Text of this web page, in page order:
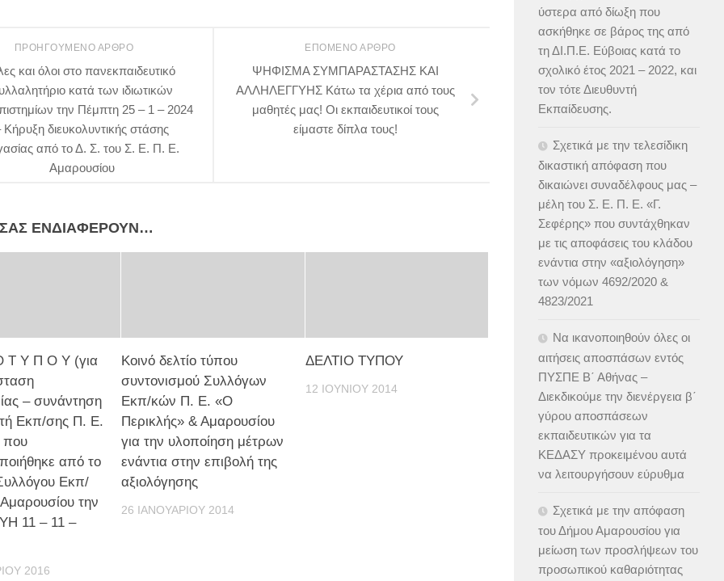
ΕΠΌΜΕΝΟ ΆΡΘΡΟ
ΨΗΦΙΣΜΑ ΣΥΜΠΑΡΑΣΤΑΣΗΣ ΚΑΙ
ΑΛΛΗΛΕΓΓΥΗΣ Κάτω τα χέρια από τους
μαθητές μας! Οι εκπαιδευτικοί τους
είμαστε δίπλα τους!
ΠΡΟΗΓΟΎΜΕΝΟ ΆΡΘΡΟ
και όλοι στο πανεκπαιδευτικό
κατά των ιδιωτικών
την Πέμπτη 25 – 1 – 2024
Κήρυξη διευκολυντικής στάσης
από το Δ. Σ. του Σ. Ε. Π. Ε.
Αμαρουσίου
ΣΑΣ ΕΝΔΙΑΦΈΡΟΥΝ…
Τ Υ Π Ο Υ (για
– συνάντηση
Εκπ/σης Π. Ε.
που
από το
Εκπ/
την
11 – 11 –
2016
Kοινό δελτίο τύπου
συντονισμού Συλλόγων
Εκπ/κών Π. Ε. «Ο
Περικλής» & Αμαρουσίου
για την υλοποίηση μέτρων
ενάντια στην επιβολή της
αξιολόγησης
26 ΙΑΝΟΥΑΡΊΟΥ 2014
ΔΕΛΤΙΟ ΤΥΠΟΥ
12 ΙΟΥΝΊΟΥ 2014
ύστερα από δίωξη που
ασκήθηκε σε βάρος της από
τη ΔΙ.Π.Ε. Εύβοιας κατά το
σχολικό έτος 2021 – 2022, και
τον τότε Διευθυντή
Εκπαίδευσης.
Σχετικά με την τελεσίδικη
δικαστική απόφαση που
δικαιώνει συναδέλφους μας –
μέλη του Σ. Ε. Π. Ε. «Γ.
Σεφέρης» που συντάχθηκαν
με τις αποφάσεις του κλάδου
ενάντια στην «αξιολόγηση»
των νόμων 4692/2020 &
4823/2021
Να ικανοποιηθούν όλες οι
αιτήσεις αποσπάσων εντός
ΠΥΣΠΕ Β΄ Αθήνας –
Διεκδικούμε την διενέργεια β΄
γύρου αποσπάσεων
εκπαιδευτικών για τα
ΚΕΔΑΣΥ προκειμένου αυτά
να λειτουργήσουν εύρυθμα
Σχετικά με την απόφαση
του Δήμου Αμαρουσίου για
μείωση των προσλήψεων του
προσωπικού καθαριότητας